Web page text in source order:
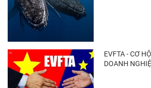
EVFTA - CƠ
DOANH